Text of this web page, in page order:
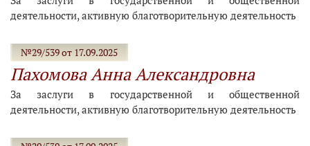
деятельности, активную благотворительную деятельность
№29/539 от 17.09.2025
Пахомова Анна Александровна
За заслуги в государственной и общественной
деятельности, активную благотворительную деятельность